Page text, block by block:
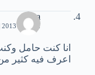
tota
12 مايو، 2013 | 2:43 م
انا كنت حامل
اعرف فيه كثير